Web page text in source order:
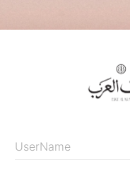
UserName